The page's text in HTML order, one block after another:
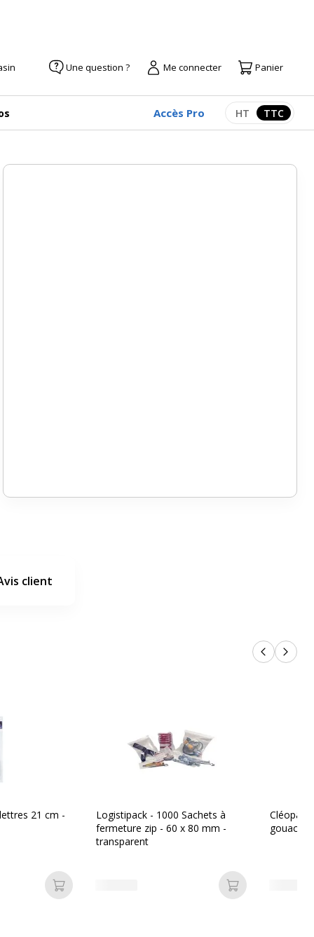
Une question ? Me connecter Panier
Accès Pro Afficher les
HT TTC
client
Produits
21 cm -
Ajouter au panier
Logistipack - 1000 Sachets à
fermeture zip - 60 x 80 mm -
transparent
Ajouter au
gouache